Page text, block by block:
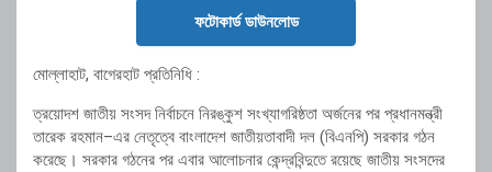
ফটোকার্ড ডাউনলোড
মোল্লাহাট, বাগেরহাট প্রতিনিধি :
ত্রয়োদশ জাতীয় সংসদ নির্বাচনে নিরঙ্কুশ সংখ্যাগরিষ্ঠতা অর্জনের পর প্রধানমন্ত্রী
তারেক রহমান–এর নেতৃত্বে বাংলাদেশ জাতীয়তাবাদী দল (বিএনপি) সরকার গঠন
করেছে। সরকার গঠনের পর এবার আলোচনার কেন্দ্রবিন্দুতে রয়েছে জাতীয় সংসদের